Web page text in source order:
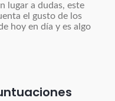
lugar a dudas, este
el gusto de los
hoy en día y es algo